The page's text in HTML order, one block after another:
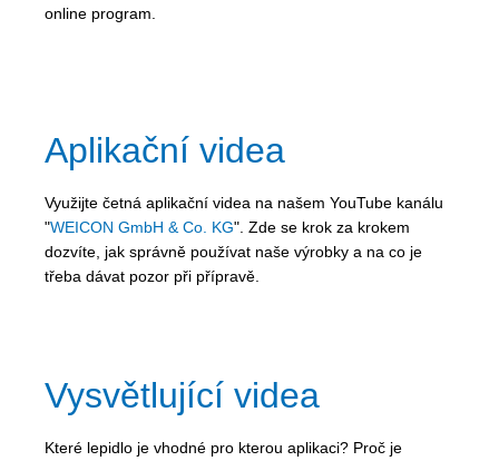
online program.
Aplikační videa
Využijte četná aplikační videa na našem YouTube kanálu
"WEICON GmbH & Co. KG". Zde se krok za krokem
dozvíte, jak správně používat naše výrobky a na co je
třeba dávat pozor při přípravě.
Vysvětlující videa
Které lepidlo je vhodné pro kterou aplikaci? Proč je